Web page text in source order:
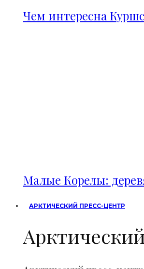
Чем интересна
Малые Корелы:
АРКТИЧЕСКИЙ ПРЕСС-ЦЕНТР